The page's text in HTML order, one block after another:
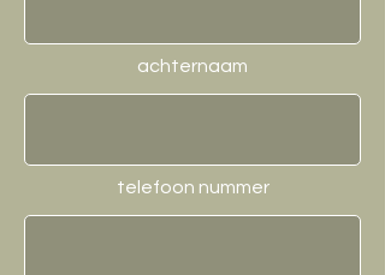
achternaam
telefoon nummer